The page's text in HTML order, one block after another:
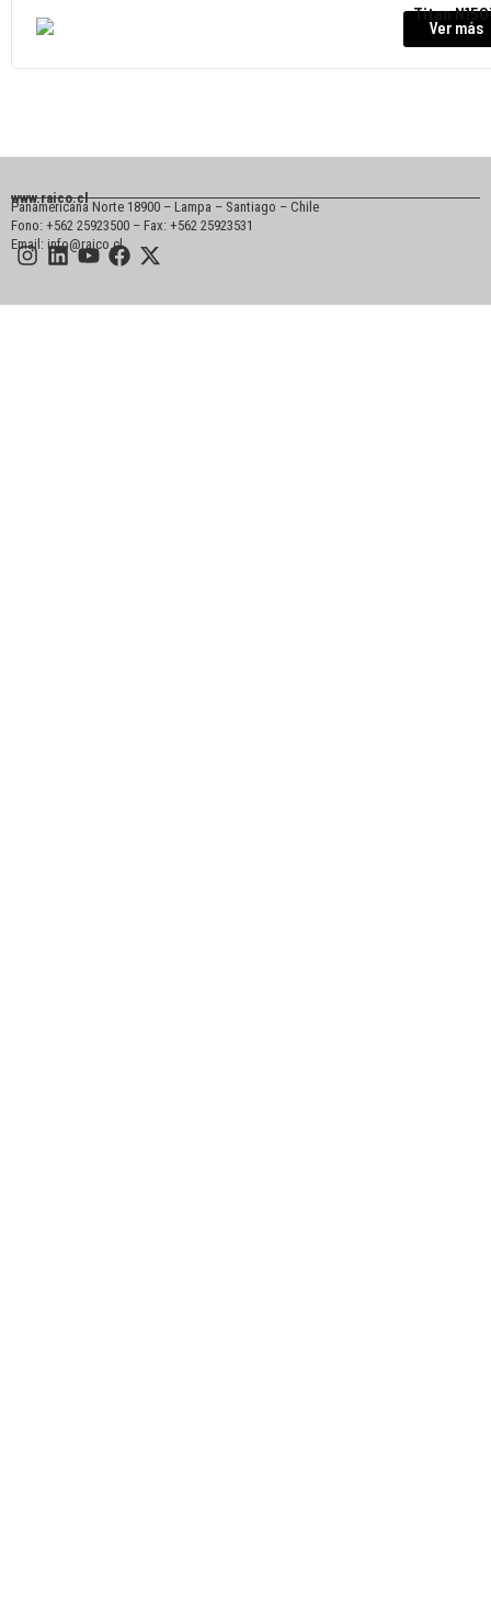
Titan
Ver más
www.raico.cl
Panamericana Norte 18900 – Lampa – Santiago – Chile
Fono: +562 25923500 – Fax: +562 25923531
Email: info@raico.cl